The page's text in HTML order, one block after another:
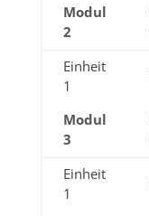
Modul
2
Einheit
1
Modul
3
Einheit
1